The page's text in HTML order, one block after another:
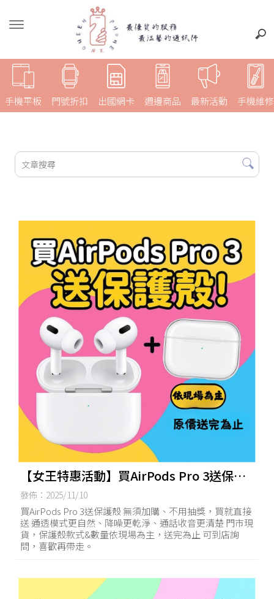
手機平板 門號折扣 週邊商品 最新活動 手機維修
出國網卡
【女王特惠活動】買AirPods Pro 3送保護
殼
發佈：2025/11/10
買AirPods Pro 3送保護殼 無須加購、不用抽獎，買就直接
送 通透模式更自然、降噪更乾淨、通話收音更清楚 門市現
貨，保護殼款式&數量依現場為主，送完為止 可到店詢
問，喜歡再帶走。